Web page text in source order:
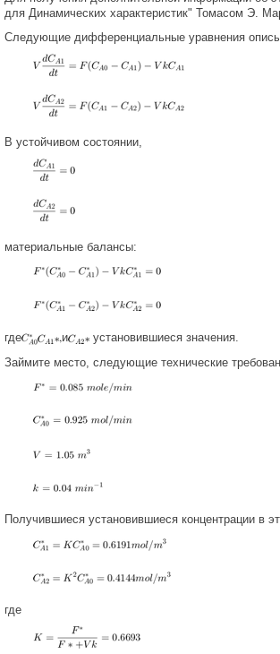
для Динамических характеристик" Томасом Э.
Следующие дифференциальные уравнения
В устойчивом состоянии,
материальные балансы:
где ,и
установившиеся значения.
Займите место, следующие технические
Получившиеся установившиеся концентрации в
где